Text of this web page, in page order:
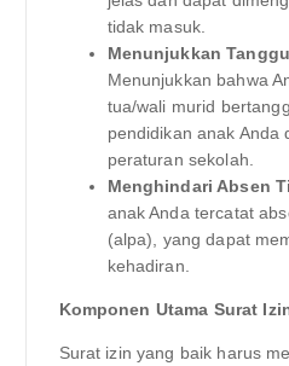
tidak masuk.
Menunjukkan
Menunjukkan bahwa
tua/wali murid
pendidikan anak Anda
peraturan sekolah.
Menghindari Absen
anak Anda tercatat
(alpa), yang dapat
kehadiran.
Komponen Utama Surat
Surat izin yang baik harus